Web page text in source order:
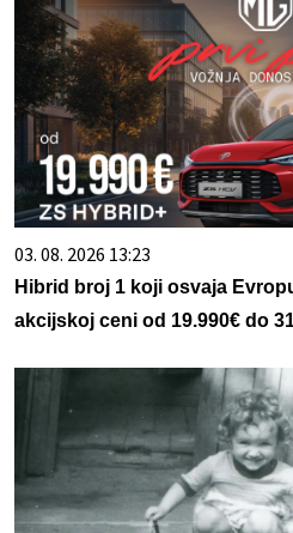
03. 08. 2026 13:23
Hibrid broj 1 koji osvaja
akcijskoj ceni od 19.990€ do